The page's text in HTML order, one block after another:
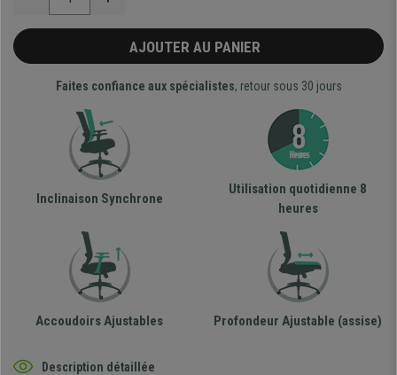
AJOUTER AU PANIER
Faites confiance aux spécialistes, retour sous 30 jours
Inclinaison Synchrone
Utilisation quotidienne 8
heures
Accoudoirs Ajustables Profondeur Ajustable (assise)
Description détaillée